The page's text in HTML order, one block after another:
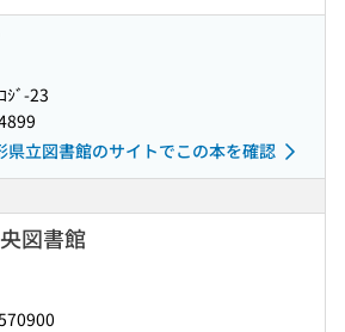
ｼﾞ-23
県立図書館のサイトでこの本を確認
図書館